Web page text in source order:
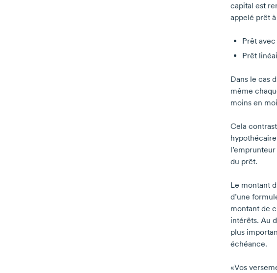
capital est
appelé prêt
Prêt
Prêt
Dans le cas
même
moins en
Cela
du prêt.
Le montant
d’une
montant de
intérêts. Au
plus
échéance.
«Vos